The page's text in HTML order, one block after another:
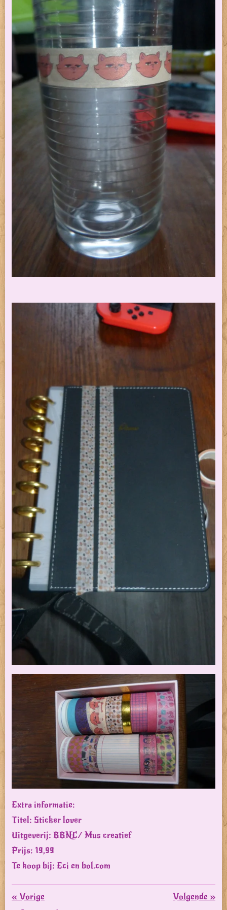
Extra informatie:
Titel: Sticker lover
Uitgeverij: BBNC/ Mus creatief
Prijs: 19,99
Te koop bij: Eci en bol.com
«Vorige Volgende »